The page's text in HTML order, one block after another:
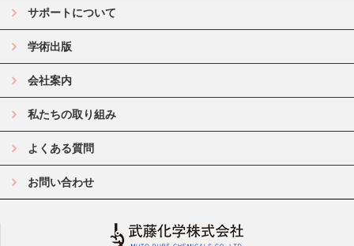
サポートについて
学術出版
会社案内
私たちの取り組み
よくある質問
お問い合わせ